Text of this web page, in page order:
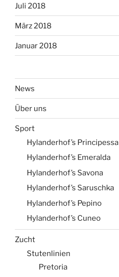
Juli 2018
März 2018
Januar 2018
News
Über uns
Sport
Hylanderhof’s Principessa
Hylanderhof’s Emeralda
Hylanderhof’s Savona
Hylanderhof’s Saruschka
Hylanderhof’s Pepino
Hylanderhof’s Cuneo
Zucht
Stutenlinien
Pretoria